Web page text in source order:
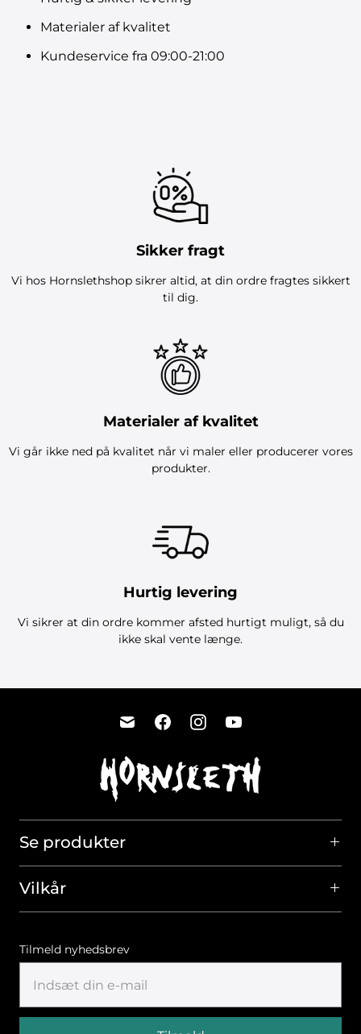
Materialer af kvalitet
Kundeservice fra 09:00-21:00
Sikker fragt
Vi hos Hornslethshop sikrer altid, at din ordre fragtes sikkert
til dig.
Materialer af kvalitet
Vi går ikke ned på kvalitet når vi maler eller producerer vores
produkter.
Hurtig levering
Vi sikrer at din ordre kommer afsted hurtigt muligt, så du
ikke skal vente længe.
Se produkter
Vilkår
Tilmeld nyhedsbrev